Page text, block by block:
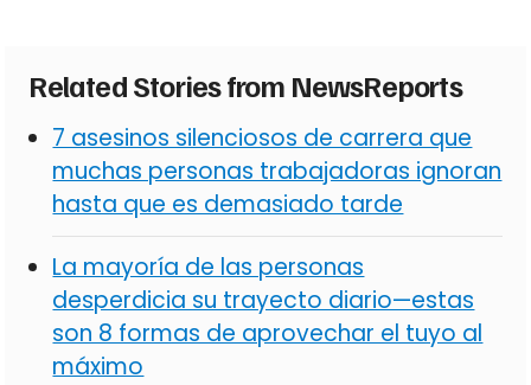
Related Stories from NewsReports
7 asesinos silenciosos de carrera que
muchas personas trabajadoras ignoran
hasta que es demasiado tarde
La mayoría de las personas
desperdicia su trayecto diario—estas
son 8 formas de aprovechar el tuyo al
máximo